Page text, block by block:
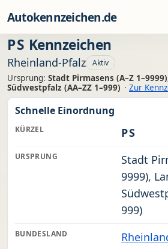
Autokennzeichen.de
PS Kennzeichen
Rheinland-Pfalz Aktiv
Ursprung: Stadt Pirmasens (A–Z
Südwestpfalz (AA–ZZ 1–999) · Zur
Schnelle Einordnung
KÜRZEL PS
URSPRUNG
Stadt
9999),
999)
BUNDESLAND